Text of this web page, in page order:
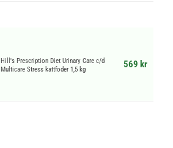
Hill's Prescription Diet Urinary Care c/d
Multicare Stress kattfoder 1,5 kg
569 kr